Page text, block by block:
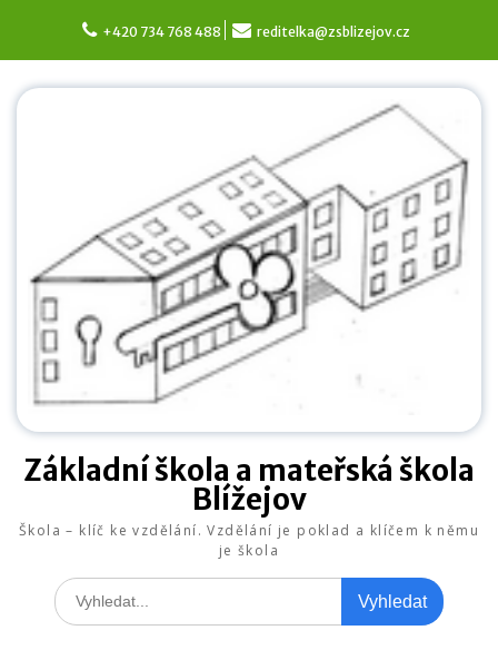
content
+420 734 768 488 reditelka@zsblizejov.cz
Základní škola a mateřská škola
Blížejov
Škola – klíč ke vzdělání. Vzdělání je poklad a klíčem k němu
je škola
Search
for: